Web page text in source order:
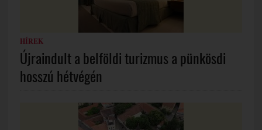
HÍREK
Újraindult a belföldi turizmus a pünkösdi
hosszú hétvégén